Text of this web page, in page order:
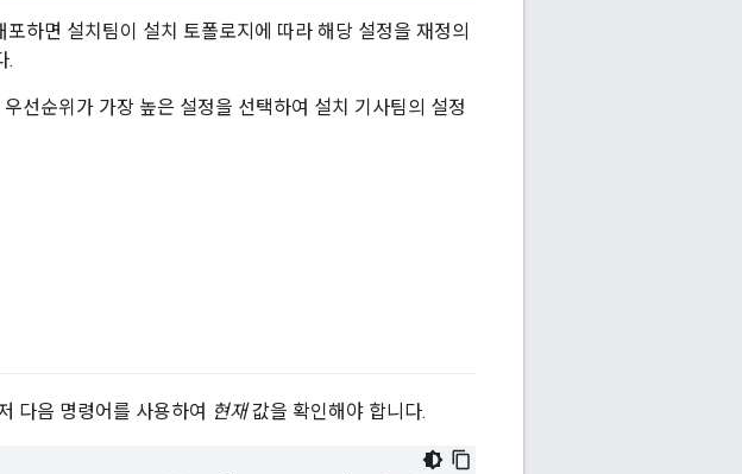
하면 설치팀이 설치 토폴로지에 따라 해당 설정을 재정의
.
선순위가 가장 높은 설정을 선택하여 설치 기사팀의 설정
다음 명령어를 사용하여 현재값을 확인해야 합니다.